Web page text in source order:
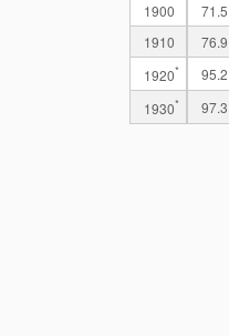
1900
71.5
1910
76.9
1920* 95.2
1930* 97.3